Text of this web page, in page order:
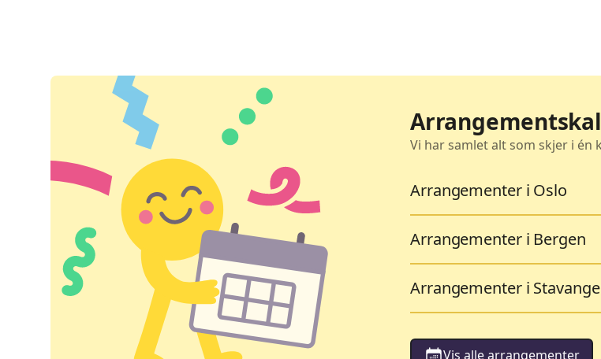
Vi har samlet alt som skjer i én
Arrangementer i Oslo
Arrangementer i Bergen
Arrangementer i
Vis alle arrangementer